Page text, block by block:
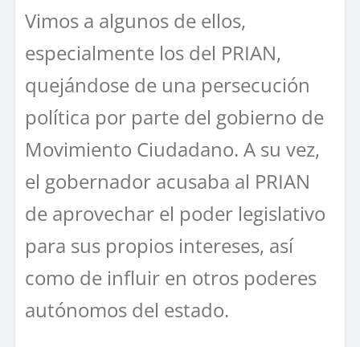
Vimos a algunos de ellos,
especialmente los del PRIAN,
quejándose de una persecución
política por parte del gobierno de
Movimiento Ciudadano. A su vez,
el gobernador acusaba al PRIAN
de aprovechar el poder legislativo
para sus propios intereses, así
como de influir en otros poderes
autónomos del estado.